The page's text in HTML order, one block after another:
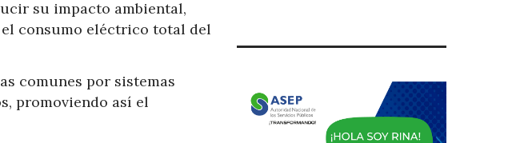
su impacto ambiental,
consumo eléctrico total del
comunes por sistemas
promoviendo así el